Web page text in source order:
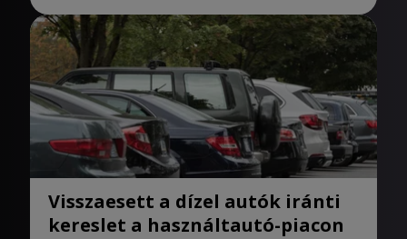
Visszaesett a dízel autók iránti
kereslet a használtautó-piacon